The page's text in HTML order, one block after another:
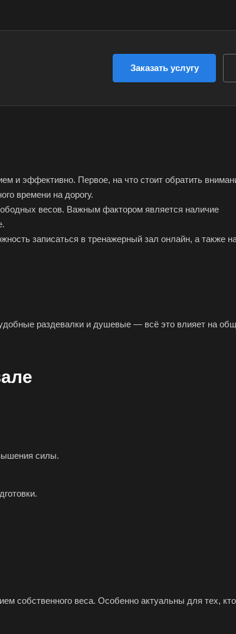
Заказать услугу
и эффективно. Первое, на что стоит обратить
времени на дорогу.
весов. Важным фактором является наличие
записаться в тренажерный зал онлайн, а также
раздевалки и душевые — всё это влияет на
силы.
собственного веса. Особенно актуальны для тех,